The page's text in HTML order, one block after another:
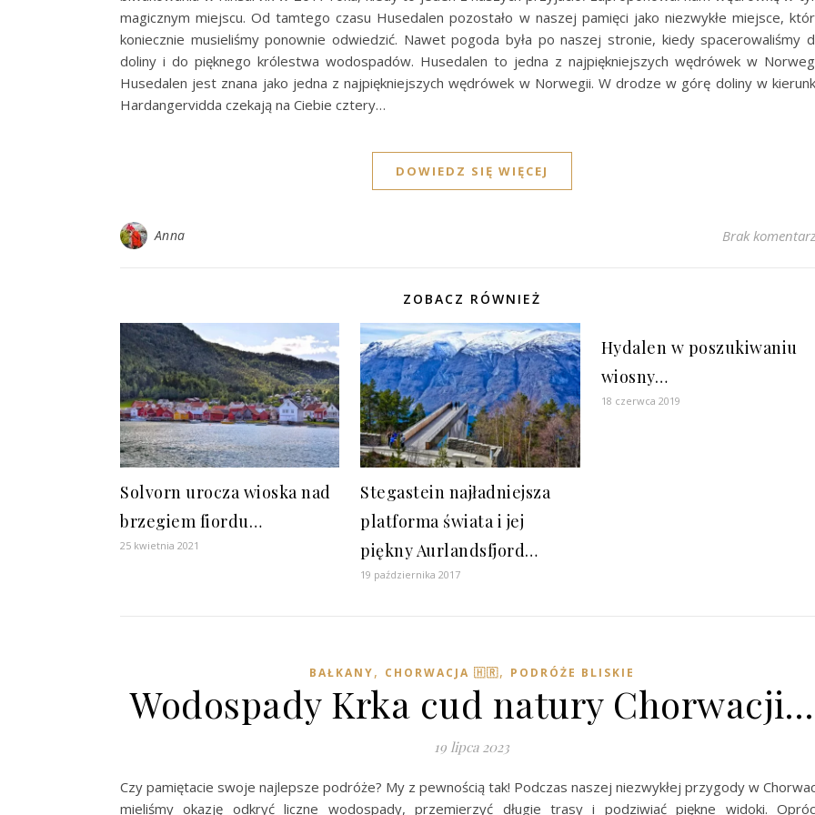
magicznym miejscu. Od tamtego czasu Husedalen pozostało w naszej pamięci jako niezwykłe miejsce,
koniecznie musieliśmy ponownie odwiedzić. Nawet pogoda była po naszej stronie, kiedy spacerowaliśmy
doliny i do pięknego królestwa wodospadów. Husedalen to jedna z najpiękniejszych wędrówek w
Husedalen jest znana jako jedna z najpiękniejszych wędrówek w Norwegii. W drodze w górę doliny w
Hardangervidda czekają na Ciebie cztery…
DOWIEDZ SIĘ WIĘCEJ
Anna Brak
ZOBACZ RÓWNIEŻ
Solvorn urocza wioska nad
brzegiem fiordu…
25 kwietnia 2021
Stegastein najładniejsza
platforma świata i jej
piękny Aurlandsfjord…
19 października 2017
Hydalen w poszukiwaniu
wiosny…
18 czerwca 2019
BAŁKANY, CHORWACJA 🇭🇷, PODRÓŻE BLISKIE
Wodospady Krka cud natury Chorwacji…
19 lipca 2023
Czy pamiętacie swoje najlepsze podróże? My z pewnością tak! Podczas naszej niezwykłej przygody w
mieliśmy okazję odkryć liczne wodospady, przemierzyć długie trasy i podziwiać piękne widoki.